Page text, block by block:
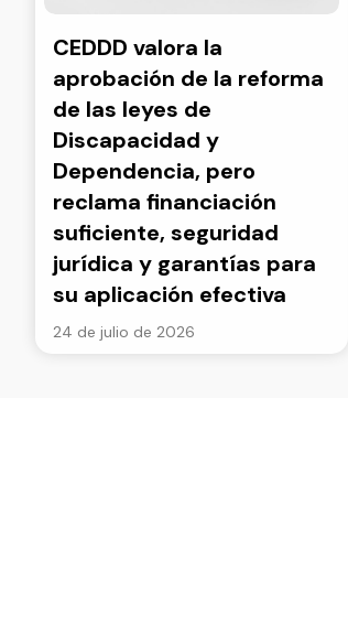
CEDDD valora la
aprobación de la reforma
de las leyes de
Discapacidad y
Dependencia, pero
reclama financiación
suficiente, seguridad
jurídica y garantías para
su aplicación efectiva
24 de julio de 2026